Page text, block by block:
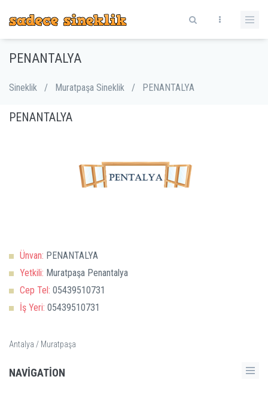
PENANTALYA
Sineklik / Muratpaşa Sineklik / PENANTALYA
PENANTALYA
Ünvan: PENANTALYA
Yetkili: Muratpaşa Penantalya
Cep Tel: 05439510731
İş Yeri: 05439510731
Antalya / Muratpaşa
NAVIGATION